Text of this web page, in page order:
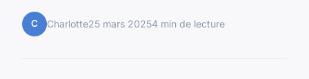
C Charlotte25 mars 20254 min de lecture